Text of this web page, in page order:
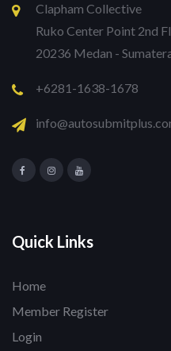
Clapham Collective
Ruko Center Point 2nd
20236 Medan -
+6281-1638-1678
Quick Links
Home
Member Register
Login